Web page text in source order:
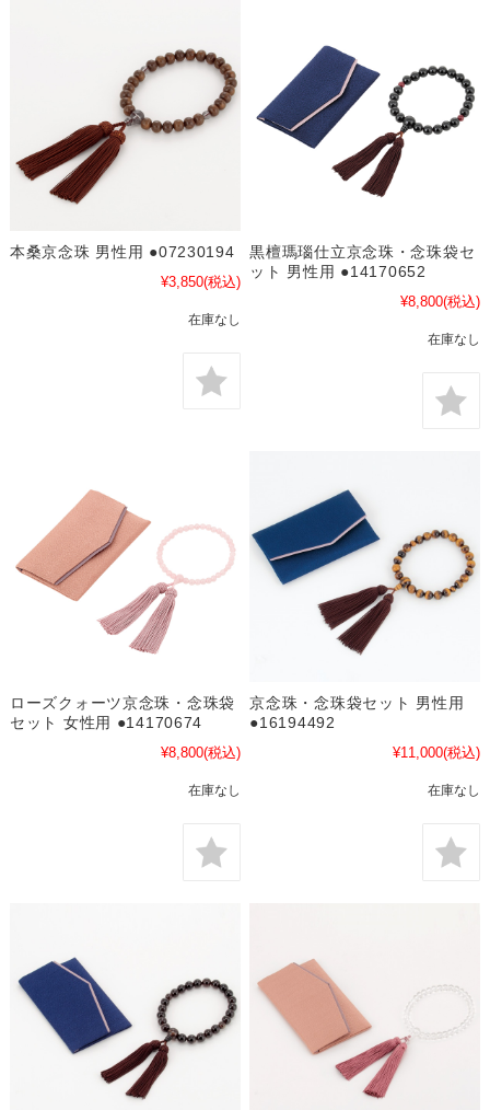
本桑京念珠 男性用 ●07230194
¥3,850(税込)
在庫なし
黒檀瑪瑙仕立京念珠・念珠袋セ
ット 男性用 ●14170652
¥8,800(税込)
在庫なし
ローズクォーツ京念珠・念珠袋
セット 女性用 ●14170674
¥8,800(税込)
在庫なし
京念珠・念珠袋セット 男性用
●16194492
¥11,000(税込)
在庫なし